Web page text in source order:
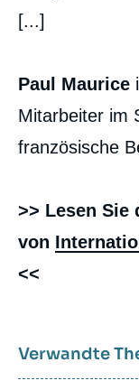
[...]
Paul Maurice
Mitarbeiter im
französische
>> Lesen Sie
von
<<
Verwandte